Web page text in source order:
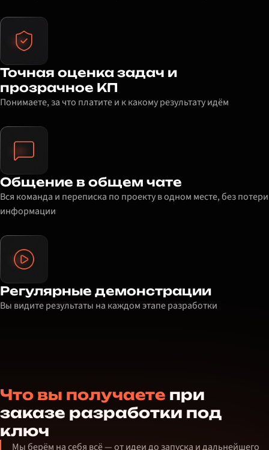
Точная оценка задач и
прозрачное КП
Понимаете, за что платите и к какому результату идём
Общение в общем чате
Вся команда и переписка по проекту в одном месте, без потери
информации
Регулярные демонстрации
Вы видите результаты на каждом этапе разработки
Что вы получаете при
заказе разработки под
ключ
Мы берём на себя всё — от идеи до запуска и дальнейшего